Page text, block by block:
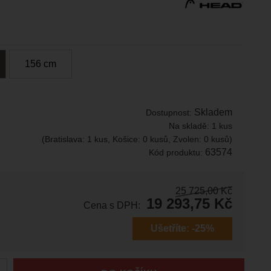
156 cm
Dostupnost: Skladem
Na skladě: 1 kus
(Bratislava: 1 kus, Košice: 0 kusů, Zvolen: 0 kusů)
Kód produktu: 63574
25 725,00 Kč
Cena s DPH:
19 293,75 Kč
Ušetříte: -25%